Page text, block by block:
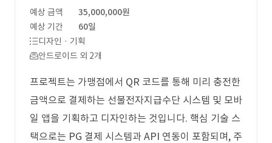
예상 금액
35,000,000원
예상 기간
60일
디자인 · 기획
안드로이드 외 2개
프로젝트는 가맹점에서 QR 코드를 통해 미리 충전한
금액으로 결제하는 선불전자지급수단 시스템 및 모바
일 앱을 기획하고 디자인하는 것입니다. 핵심 기술 스
택으로는 PG 결제 시스템과 API 연동이 포함되며, 주